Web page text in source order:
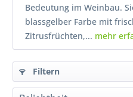
Bedeutung im Weinbau.
blassgelber Farbe mit
Zitrusfrüchten,... mehr
Filtern